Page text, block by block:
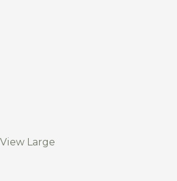
View Large